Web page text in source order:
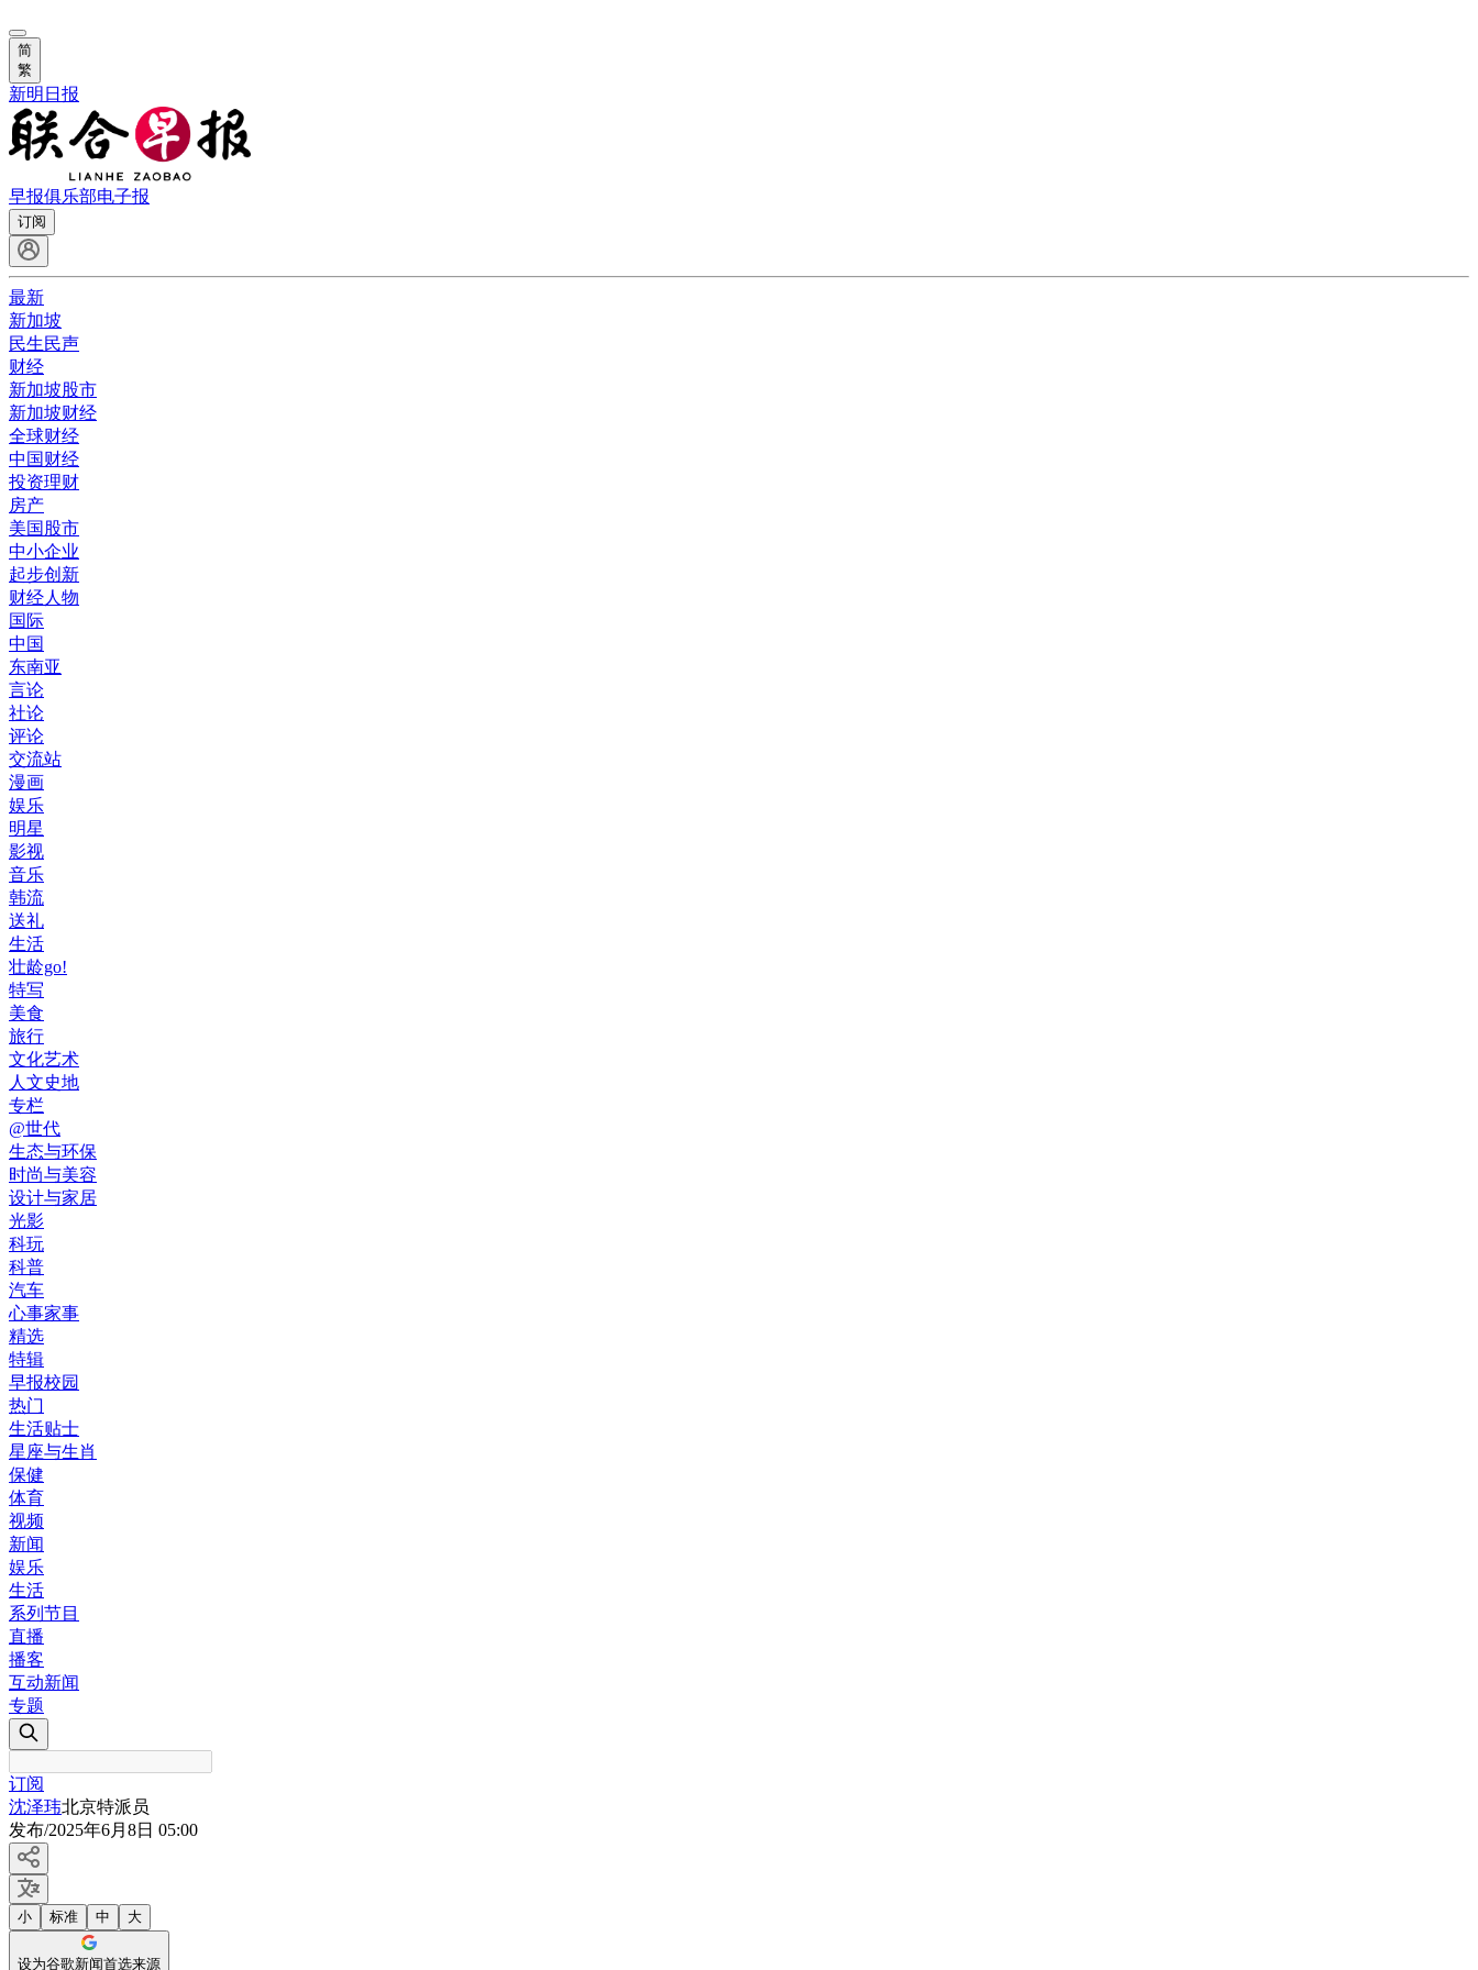
简
繁
新明日报
早报俱乐部电子报
订阅
最新
新加坡
民生民声
财经
新加坡股市
新加坡财经
全球财经
中国财经
投资理财
房产
美国股市
中小企业
起步创新
财经人物
国际
中国
东南亚
言论
社论
评论
交流站
漫画
娱乐
明星
影视
音乐
韩流
送礼
生活
壮龄go!
特写
美食
旅行
文化艺术
人文史地
专栏
@世代
生态与环保
时尚与美容
设计与家居
光影
科玩
科普
汽车
心事家事
精选
特辑
早报校园
热门
生活贴士
星座与生肖
保健
体育
视频
新闻
娱乐
生活
系列节目
直播
播客
互动新闻
专题
订阅
沈泽玮北京特派员
发布/2025年6月8日 05:00
小 标准 中 大
设为谷歌新闻首选来源